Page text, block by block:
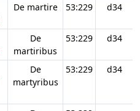
De martire 53:229 d34
De
martiribus
53:229 d34
De
martyribus
53:229 d34